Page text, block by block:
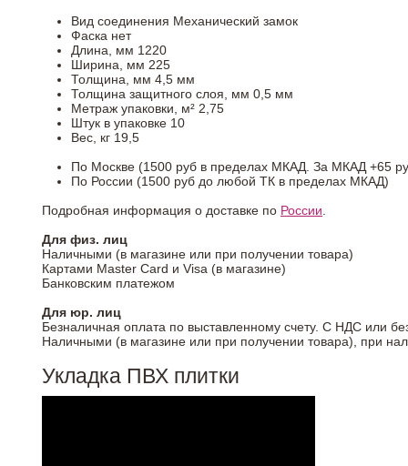
Вид соединения Механический замок
Фаска нет
Длина, мм 1220
Ширина, мм 225
Толщина, мм 4,5 мм
Толщина защитного слоя, мм 0,5 мм
Метраж упаковки, м² 2,75
Штук в упаковке 10
Вес, кг 19,5
По Москве (1500 руб в пределах МКАД. За МКАД +65
По России (1500 руб до любой ТК в пределах МКАД)
Подробная информация о доставке по России
Для физ. лиц
Наличными (в магазине или при получении товара)
Картами Master Card и Visa (в магазине)
Банковским платежом
Для юр. лиц
Безналичная оплата по выставленному счету. С НДС или
Наличными (в магазине или при получении товара), при
Укладка ПВХ плитки